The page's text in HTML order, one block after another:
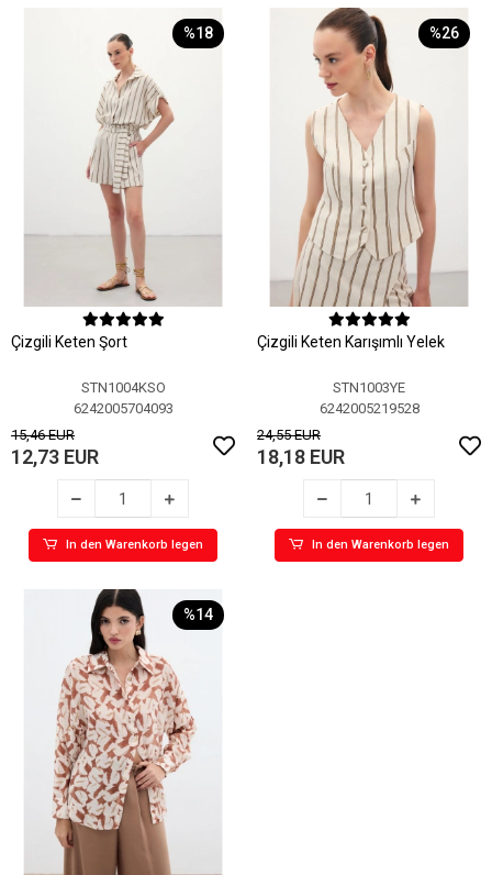
%18
Çizgili Keten Şort
STN1004KSO
6242005704093
15,46 EUR
12,73 EUR
In den Warenkorb legen
%26
Çizgili Keten Karışımlı Yelek
STN1003YE
6242005219528
24,55 EUR
18,18 EUR
In den Warenkorb legen
%14